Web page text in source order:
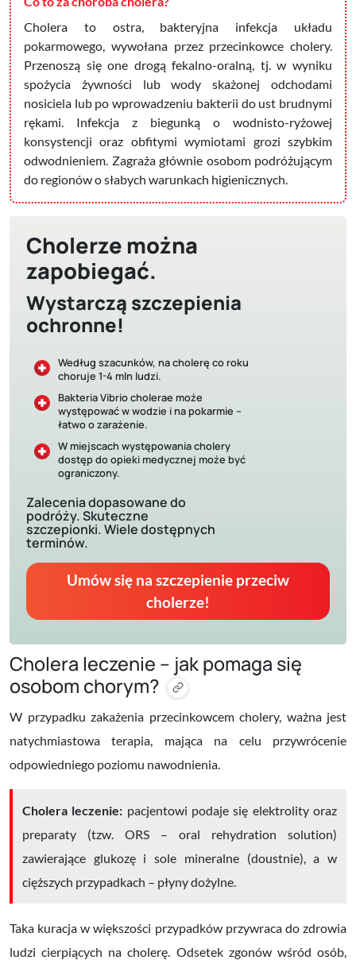
Cholera to ostra, bakteryjna infekcja układu
pokarmowego, wywołana przez przecinkowce cholery.
Przenoszą się one drogą fekalno-oralną, tj. w wyniku
spożycia żywności lub wody skażonej odchodami
nosiciela lub po wprowadzeniu bakterii do ust brudnymi
rękami. Infekcja z biegunką o wodnisto-ryżowej
konsystencji oraz obfitymi wymiotami grozi szybkim
odwodnieniem. Zagraża głównie osobom podróżującym
do regionów o słabych warunkach higienicznych.
Cholerze można
zapobiegać.
Wystarczą szczepienia
ochronne!
Według szacunków, na cholerę co roku
choruje 1-4 mln ludzi.
Bakteria Vibrio cholerae może
występować w wodzie i na pokarmie –
łatwo o zarażenie.
W miejscach występowania cholery
dostęp do opieki medycznej może być
ograniczony.
Zalecenia dopasowane do
podróży. Skuteczne
szczepionki. Wiele dostępnych
terminów.
Umów się na szczepienie przeciw
cholerze!
Cholera leczenie – jak pomaga się
osobom chorym?
W przypadku zakażenia przecinkowcem cholery, ważna jest
natychmiastowa terapia, mająca na celu przywrócenie
odpowiedniego poziomu nawodnienia.
Cholera leczenie: pacjentowi podaje się elektrolity oraz
preparaty (tzw. ORS – oral rehydration solution)
zawierające glukozę i sole mineralne (doustnie), a w
cięższych przypadkach – płyny dożylne.
Taka kuracja w większości przypadków przywraca do zdrowia
ludzi cierpiących na cholerę. Odsetek zgonów wśród osób,